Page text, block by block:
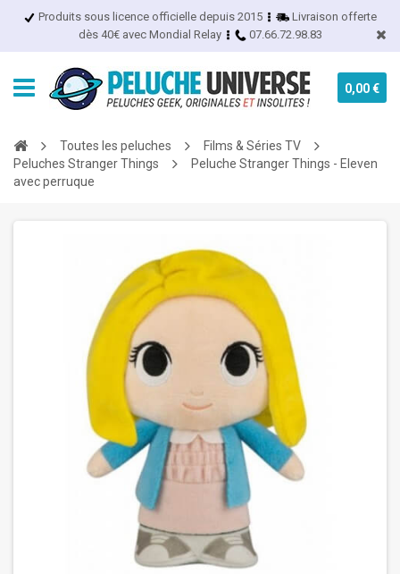
Produits sous licence officielle depuis 2015
Livraison offerte
dès 40€ avec Mondial Relay
07.66.72.98.83
0,00 €
Toutes les peluches
Films & Séries TV
Peluches Stranger Things
Peluche Stranger Things - Eleven
avec perruque